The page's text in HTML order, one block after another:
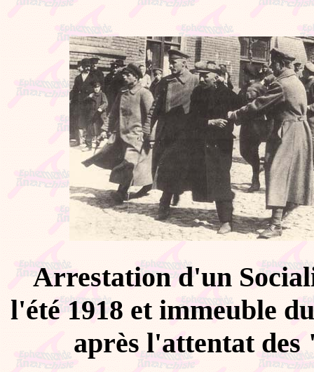
Arrestation d'un
l'été 1918 et immeuble
après l'attentat